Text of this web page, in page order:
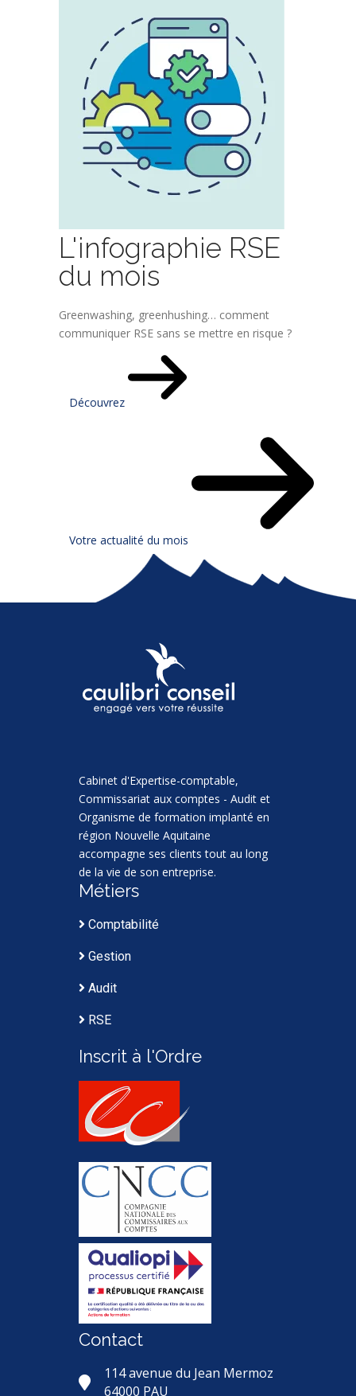
L'infographie RSE
du mois
Greenwashing, greenhushing… comment
communiquer RSE sans se mettre en risque ?
Découvrez
Votre actualité du mois
Cabinet d'Expertise-comptable,
Commissariat aux comptes - Audit et
Organisme de formation implanté en
région Nouvelle Aquitaine
accompagne ses clients tout au long
de la vie de son entreprise.
Métiers
Comptabilité
Gestion
Audit
RSE
Inscrit à l'Ordre
Contact
114 avenue du Jean Mermoz
64000 PAU